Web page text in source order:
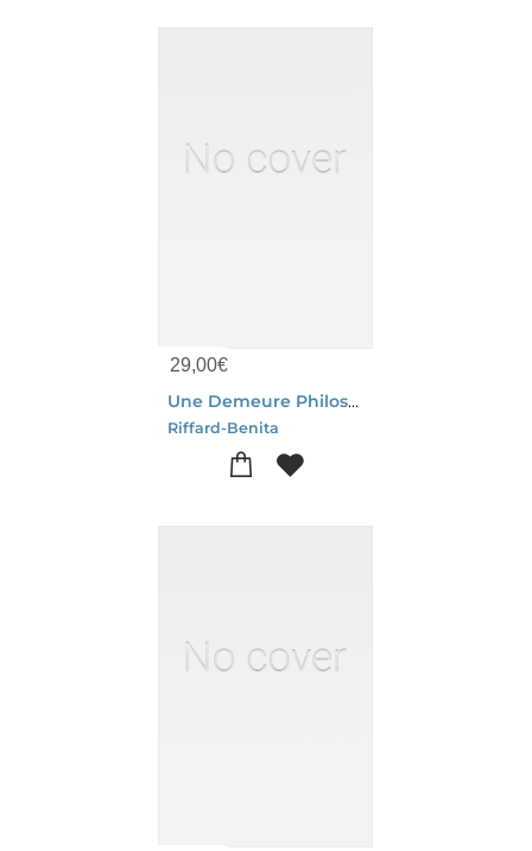
29,00€
Une Demeure Philosophale A Toulouse - Architecture Et Alchimie De L'hotel Ricardy
Riffard-Benita